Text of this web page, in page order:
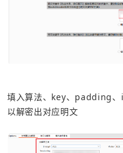
填入算法、key、padding、
以解密出对应明文